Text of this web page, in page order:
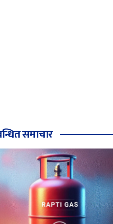
समाचार